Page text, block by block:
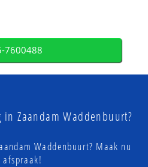
7600488
in Zaandam Waddenbuurt?
Waddenbuurt? Maak nu
afspraak!